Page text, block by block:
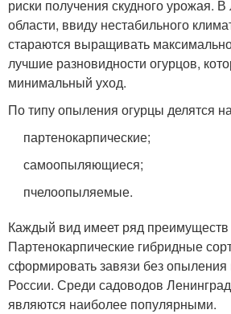
риски получения скудного урожая.
области, ввиду нестабильного
стараются выращивать
лучшие разновидности огурцов,
минимальный уход.
По типу опыления огурцы делятся
партенокарпические;
самоопыляющиеся;
пчелоопыляемые.
Каждый вид имеет ряд преимуществ
Партенокарпические гибридные
сформировать завязи без
России. Среди садоводов
являются наиболее популярными.